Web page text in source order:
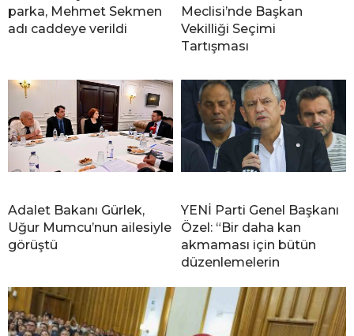
parka, Mehmet Sekmen
adı caddeye verildi
Meclisi’nde Başkan
Vekilliği Seçimi
Tartışması
Adalet Bakanı Gürlek,
Uğur Mumcu’nun ailesiyle
görüştü
YENİ Parti Genel Başkanı
Özel: “Bir daha kan
akmaması için bütün
düzenlemelerin